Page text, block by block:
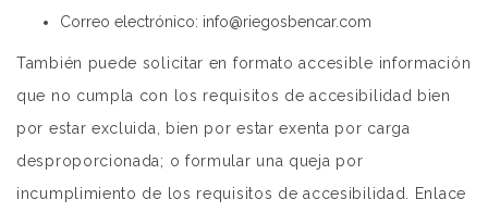
Correo electrónico: info@riegosbencar.com
También puede solicitar en formato accesible información
que no cumpla con los requisitos de accesibilidad bien
por estar excluida, bien por estar exenta por carga
desproporcionada; o formular una queja por
incumplimiento de los requisitos de accesibilidad. Enlace